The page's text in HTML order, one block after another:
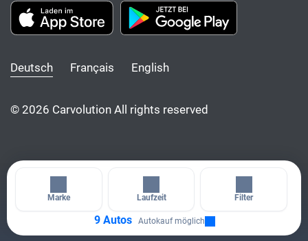
Marke Laufzeit Filter
9 Autos Autokauf möglich
Deutsch Français English
© 2026 Carvolution All rights reserved